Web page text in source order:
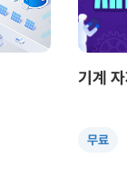
기계
무료